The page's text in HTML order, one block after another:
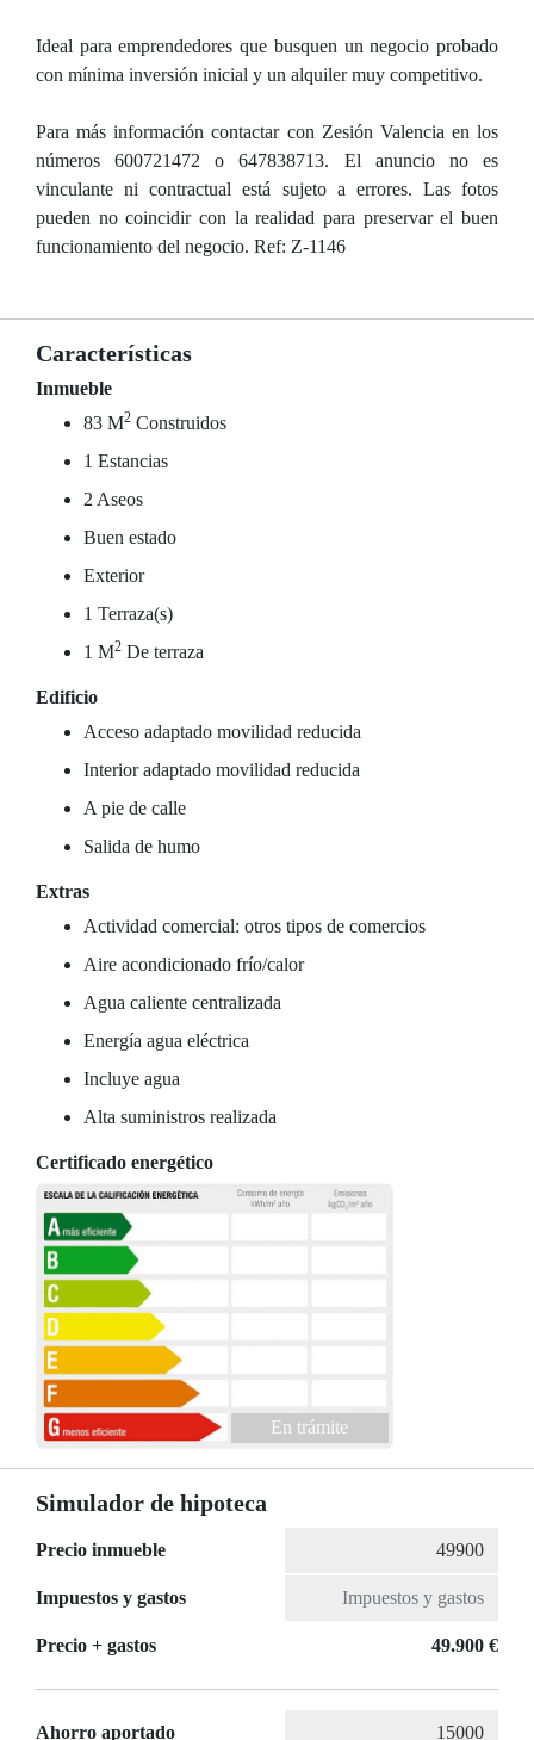
Ideal para emprendedores que busquen un negocio probado
con mínima inversión inicial y un alquiler muy competitivo.
Para más información contactar con Zesión Valencia en los
números 600721472 o 647838713. El anuncio no es
vinculante ni contractual está sujeto a errores. Las fotos
pueden no coincidir con la realidad para preservar el buen
funcionamiento del negocio. Ref: Z-1146
Características
Inmueble
83 M2 Construidos
1 Estancias
2 Aseos
Buen estado
Exterior
1 Terraza(s)
1 M2 De terraza
Edificio
Acceso adaptado movilidad reducida
Interior adaptado movilidad reducida
A pie de calle
Salida de humo
Extras
Actividad comercial: otros tipos de comercios
Aire acondicionado frío/calor
Agua caliente centralizada
Energía agua eléctrica
Incluye agua
Alta suministros realizada
Certificado energético
En trámite
Simulador de hipoteca
Precio inmueble
Impuestos y gastos
Precio + gastos 49.900 €
Ahorro aportado